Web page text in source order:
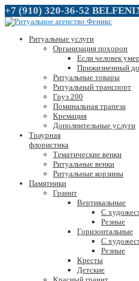
+7 (910) 320-36-52
Ритуальные услуги
Организация похорон
Если человек умер
Прижизненный
Ритуальные товары
Ритуальный транспорт
Груз 200
Поминальная трапеза
Кремация
Дополнительные услуги
Траурная
флористика
Тематические венки
Ритуальные венки
Ритуальные корзины
Памятники
Гранит
Вертикальные
С
Резные
Горизонтальные
С
Резные
Кресты
Детские